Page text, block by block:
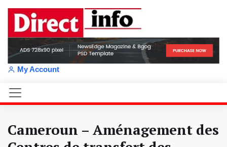
My Account
Cameroun – Aménagement des